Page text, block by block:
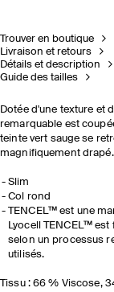
Trouver en boutique
Livraison et retours
Détails et description
Guide des tailles
Dotée d'une texture et
remarquable est
teinte vert sauge se
magnifiquement
Slim
Col rond
TENCEL™ est une
Lyocell TENCEL™
selon un processus
utilisés.
Tissu : 66 % Viscose,